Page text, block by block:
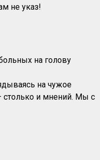
не указ!
на голову
на чужое
и мнений. Мы с